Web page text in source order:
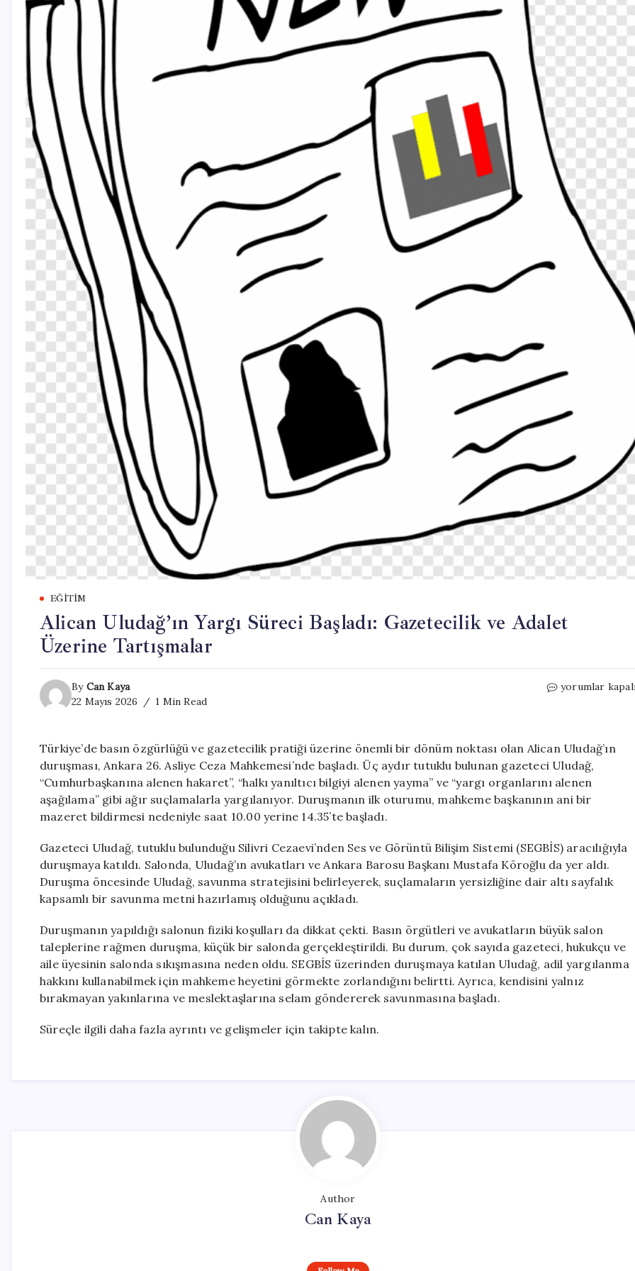
EĞITIM
Alican Uludağ’ın Yargı Süreci Başladı: Gazetecilik ve Adalet
Üzerine Tartışmalar
By Can Kaya
22 Mayıs 2026
1 Min Read
Alican
Başladı:
Gazetecilik
ve
Adalet
Üzerine
yorumlar
Türkiye’de basın özgürlüğü ve gazetecilik pratiği üzerine önemli bir dönüm noktası olan Alican Uludağ’ın
duruşması, Ankara 26. Asliye Ceza Mahkemesi’nde başladı. Üç aydır tutuklu bulunan gazeteci Uludağ,
“Cumhurbaşkanına alenen hakaret”, “halkı yanıltıcı bilgiyi alenen yayma” ve “yargı organlarını alenen
aşağılama” gibi ağır suçlamalarla yargılanıyor. Duruşmanın ilk oturumu, mahkeme başkanının ani bir
mazeret bildirmesi nedeniyle saat 10.00 yerine 14.35’te başladı.
Gazeteci Uludağ, tutuklu bulunduğu Silivri Cezaevi’nden Ses ve Görüntü Bilişim Sistemi (SEGBİS) aracılığıyla
duruşmaya katıldı. Salonda, Uludağ’ın avukatları ve Ankara Barosu Başkanı Mustafa Köroğlu da yer aldı.
Duruşma öncesinde Uludağ, savunma stratejisini belirleyerek, suçlamaların yersizliğine dair altı sayfalık
kapsamlı bir savunma metni hazırlamış olduğunu açıkladı.
Duruşmanın yapıldığı salonun fiziki koşulları da dikkat çekti. Basın örgütleri ve avukatların büyük salon
taleplerine rağmen duruşma, küçük bir salonda gerçekleştirildi. Bu durum, çok sayıda gazeteci, hukukçu ve
aile üyesinin salonda sıkışmasına neden oldu. SEGBİS üzerinden duruşmaya katılan Uludağ, adil yargılanma
hakkını kullanabilmek için mahkeme heyetini görmekte zorlandığını belirtti. Ayrıca, kendisini yalnız
bırakmayan yakınlarına ve meslektaşlarına selam göndererek savunmasına başladı.
Süreçle ilgili daha fazla ayrıntı ve gelişmeler için takipte kalın.
Author
Can Kaya